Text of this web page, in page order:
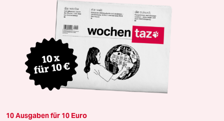
10 Ausgaben für 10 Euro